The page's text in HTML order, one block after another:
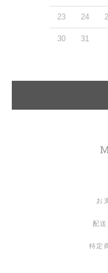
23 24
30 31
お
配
特定